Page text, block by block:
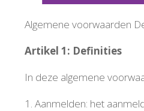
. .
Algemene voorwaarden
Artikel 1: Definities
In deze algemene
1. Aanmelden: het